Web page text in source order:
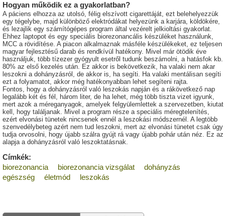
Hogyan működik ez a gyakorlatban?
A páciens elhozza az utolsó, félig elszívott cigarettáját, ezt belehelyezzük
egy tégelybe, majd különböző elektródákat helyezünk a karjára, köldökére,
és lezajlik egy számítógépes program által vezérelt jelkioltási gyakorlat.
Ehhez laptopot és egy speciális biorezonancális készüléket használunk,
MCC a rövidítése. A piacon alkalmaznak másféle készülékeket, ez teljesen
magyar fejlesztésű darab és rendkívül hatékony. Mivel már ötödik éve
használjuk, több tízezer gyógyult esetről tudunk beszámolni, a hatásfok kb.
80% az első kezelés után. Ez akkor is bekövetkezik, ha valaki nem akar
leszokni a dohányzásról, de akkor is, ha segíti. Ha valaki mentálisan segíti
ezt a folyamatot, akkor még hatékonyabban lehet segíteni rajta.
Fontos, hogy a dohányzásról való leszokás napján és a rákövetkező nap
legalább két és fél, három liter, de ha lehet, még több tiszta vizet igyunk,
mert azok a méreganyagok, amelyek felgyülemlettek a szervezetben, kiutat
kell, hogy találjanak. Mivel a program része a speciális méregtelenítés,
ezért elvonási tünetek nincsenek ennél a leszokási módszernél. A legtöbb
szenvedélybeteg azért nem tud leszokni, mert az elvonási tünetet csak úgy
tudja orvosolni, hogy újabb szálra gyújt rá vagy újabb pohár után néz. Ez az
alapja a dohányzásról való leszoktatásnak.
Címkék:
biorezonancia
biorezonancia vizsgálat
dohányzás
egészség
életmód leszokás